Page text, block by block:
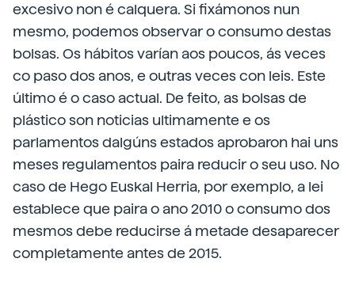
excesivo non é calquera. Si fixámonos nun
mesmo, podemos observar o consumo destas
bolsas. Os hábitos varían aos poucos, ás veces
co paso dos anos, e outras veces con leis. Este
último é o caso actual. De feito, as bolsas de
plástico son noticias ultimamente e os
parlamentos dalgúns estados aprobaron hai uns
meses regulamentos paira reducir o seu uso. No
caso de Hego Euskal Herria, por exemplo, a lei
establece que paira o ano 2010 o consumo dos
mesmos debe reducirse á metade desaparecer
completamente antes de 2015.